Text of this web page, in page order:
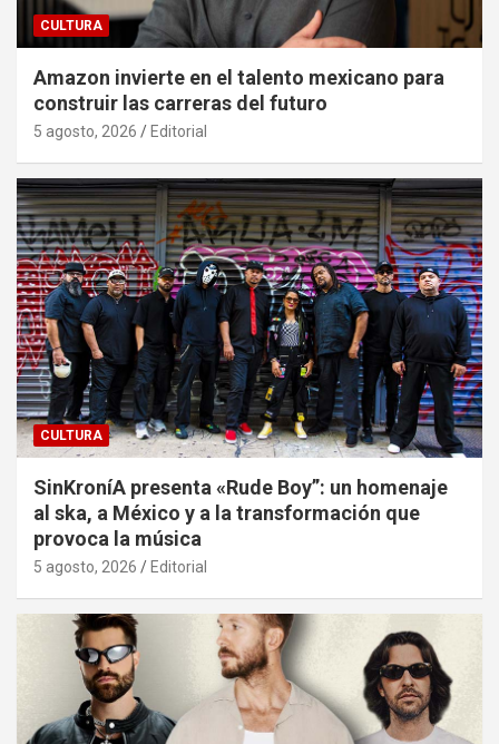
CULTURA
Amazon invierte en el talento mexicano para
construir las carreras del futuro
5 agosto, 2026 Editorial
CULTURA
SinKroníA presenta «Rude Boy”: un homenaje
al ska, a México y a la transformación que
provoca la música
5 agosto, 2026 Editorial